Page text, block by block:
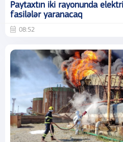
Paytaxtın iki rayonunda
fasilələr yaranacaq
08:52